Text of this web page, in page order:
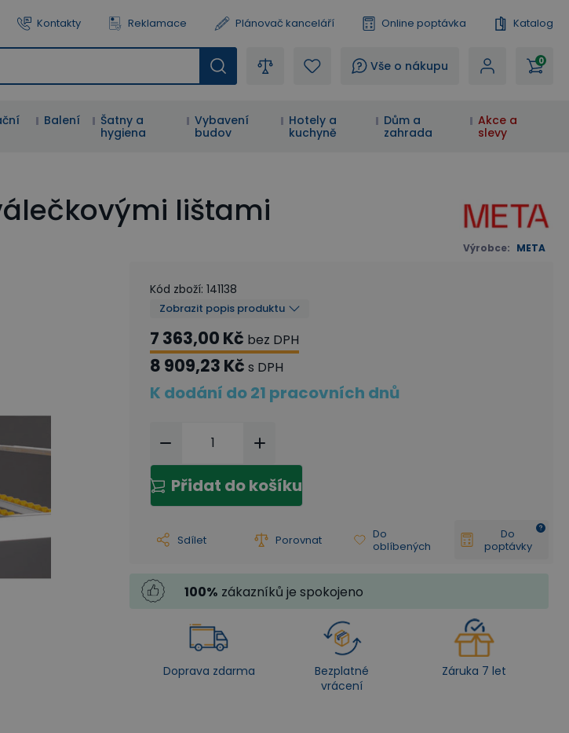
Kontakty Reklamace Plánovač kanceláří Online poptávka Katalog
? Vše o nákupu 0
Balení
Šatny a
hygiena
Vybavení
budov
Hotely a
kuchyně
Dům a
zahrada
Akce a
slevy
lištami
Výrobce: META
Kód zboží: 141138
Zobrazit popis produktu
7 363,00 Kč bez DPH
8 909,23 Kč s DPH
K dodání do 21 pracovních dnů
Přidat do košíku
Sdílet Porovnat
Do
oblíbených
Do
poptávky
100% zákazníků je spokojeno
Doprava zdarma
Bezplatné
vrácení
Záruka 7 let